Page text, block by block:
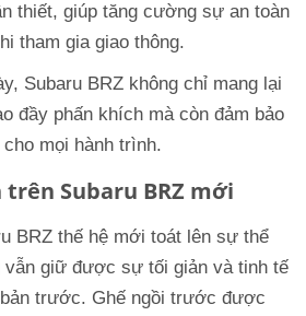
thiết, giúp tăng cường sự an toàn
tham gia giao thông.
Subaru BRZ không chỉ mang lại
đầy phấn khích mà còn đảm bảo
mọi hành trình.
Subaru BRZ mới
BRZ thế hệ mới toát lên sự thể
vẫn giữ được sự tối giản và tinh tế
trước. Ghế ngồi trước được